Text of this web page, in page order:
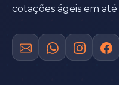
cotações ágeis em até